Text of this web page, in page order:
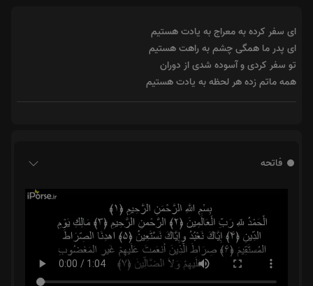
ای سفر کرده به معراج به یادت هستیم
ای پدر ما همگی چشم به راهت هستیم
تو سفر کردی و آسوده شدی از دوران
همه ماتم زده هر لحظه به یادت هستیم
فاتحه